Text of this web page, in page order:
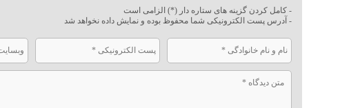
- کامل کردن گزینه های ستاره دار (*) الزامی است
- آدرس پست الکترونیکی شما محفوظ بوده و نمایش داده نخواهد شد